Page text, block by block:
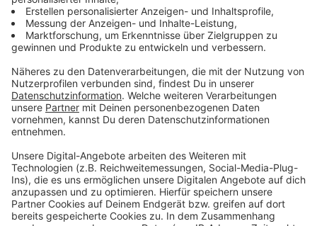
Weitere Meldungen aus Leverkusen
Anzeige
Kältegang: Leverkusener Obdachlosenhilfe gibt Tipps
bei Minusgraden
Bahnhof Leverkusen Mitte: Uhren und Aufzüge fehlen
noch
Leverkusen: Fahrradweg nahe Rheinbrücke bleibt
vereist
Anzeige